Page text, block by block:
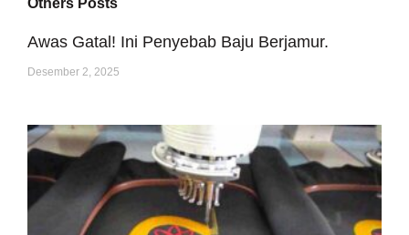
Others Posts
Awas Gatal! Ini Penyebab Baju Berjamur.
Desember 2, 2025